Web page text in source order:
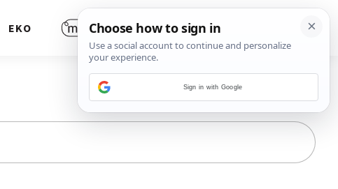
EKO
Sign in with Google